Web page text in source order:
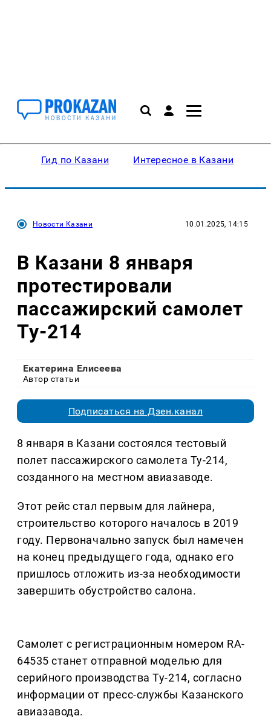
Гид по Казани Интересное в Казани
Новости Казани 10.01.2025, 14:15
В Казани 8 января
протестировали
пассажирский самолет
Ту-214
Екатерина Елисеева
Автор статьи
Подписаться на Дзен.канал
8 января в Казани состоялся тестовый
полет пассажирского самолета Ту-214,
созданного на местном авиазаводе.
Этот рейс стал первым для лайнера,
строительство которого началось в 2019
году. Первоначально запуск был намечен
на конец предыдущего года, однако его
пришлось отложить из-за необходимости
завершить обустройство салона.
Самолет с регистрационным номером RA-
64535 станет отправной моделью для
серийного производства Ту-214, согласно
информации от пресс-службы Казанского
авиазавода.